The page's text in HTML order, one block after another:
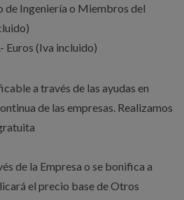
de Ingeniería o Miembros del
Euros (Iva incluido)
a través de las ayudas en
de las empresas. Realizamos
de la Empresa o se bonifica a
el precio base de Otros